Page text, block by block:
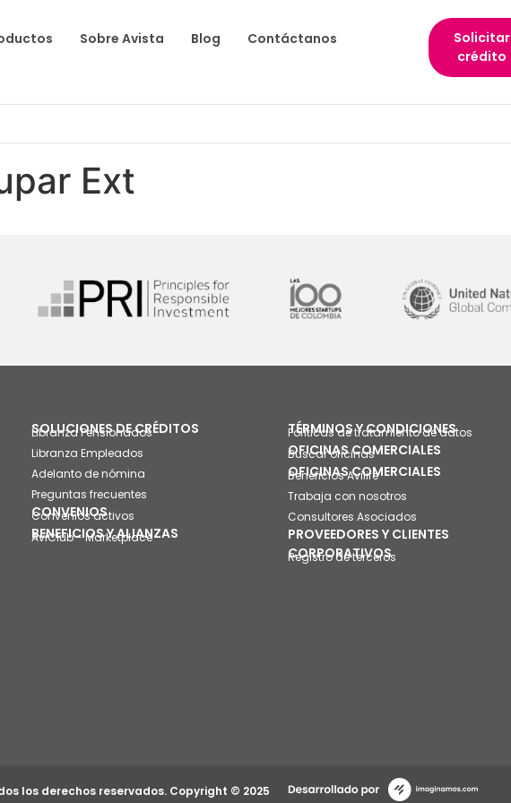
Sobre Avista Blog Contáctanos
Solicitar
crédito
Ext
SOLUCIONES DE CRÉDITOS
Libranza Pensionados
Libranza Empleados
Adelanto de nómina
Preguntas frecuentes
CONVENIOS
Convenios activos
BENEFICIOS Y ALIANZAS
AviClub - Marketplace
TÉRMINOS Y CONDICIONES
Políticas de tratamiento de datos
OFICINAS COMERCIALES
Buscar oficinas
OFICINAS COMERCIALES
Beneficios Avilife
Trabaja con nosotros
Consultores Asociados
PROVEEDORES Y CLIENTES
CORPORATIVOS
Registro de terceros
los derechos reservados. Copyright © 2025